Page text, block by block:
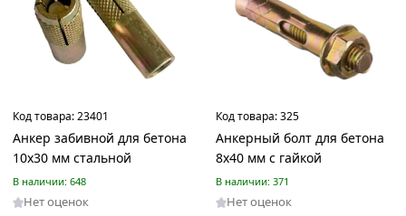
мм
18
мм
20
мм
Код товара:23401
Анкер забивной для бетона
10х30 мм стальной
В наличии: 648
Нет оценок
Код товара:325
Анкерный болт для бетона
8х40 мм с гайкой
В наличии: 371
Нет оценок